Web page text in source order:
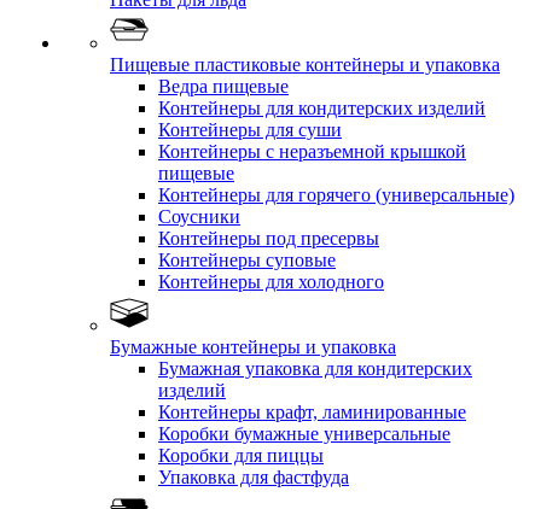
Пищевые пластиковые контейнеры и упаковка
Ведра пищевые
Контейнеры для кондитерских изделий
Контейнеры для суши
Контейнеры с неразъемной крышкой
пищевые
Контейнеры для горячего (универсальные)
Соусники
Контейнеры под пресервы
Контейнеры суповые
Контейнеры для холодного
Бумажные контейнеры и упаковка
Бумажная упаковка для кондитерских
изделий
Контейнеры крафт, ламинированные
Коробки бумажные универсальные
Коробки для пиццы
Упаковка для фастфуда